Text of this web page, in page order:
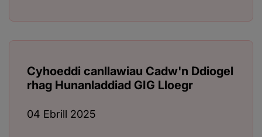
Cyhoeddi canllawiau Cadw'n Ddiogel
rhag Hunanladdiad GIG Lloegr
04 Ebrill 2025